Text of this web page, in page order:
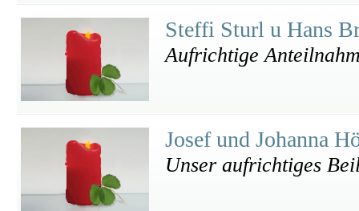
Steffi Sturl u Hans
Aufrichtige
Josef und Johanna
Unser aufrichtiges